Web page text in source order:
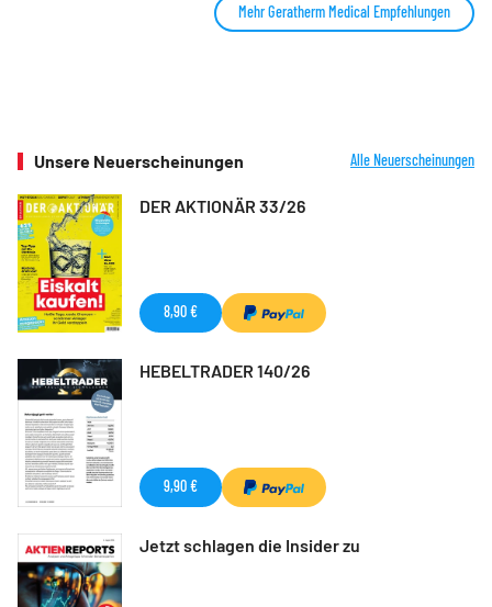
Mehr Geratherm Medical Empfehlungen
Unsere Neuerscheinungen Alle Neuerscheinungen
DER AKTIONÄR 33/26
8,90 €
HEBELTRADER 140/26
9,90 €
Jetzt schlagen die Insider zu